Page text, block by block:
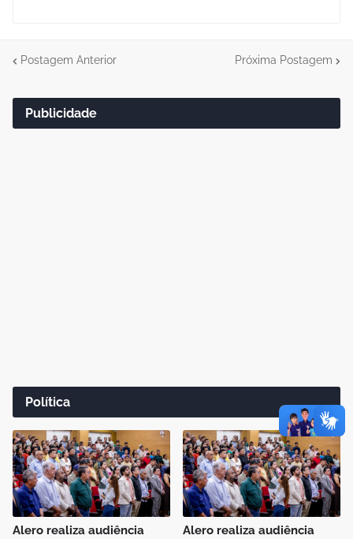
Postagem Anterior Próxima Postagem
Publicidade
Política
Alero realiza audiência
Alero realiza audiência